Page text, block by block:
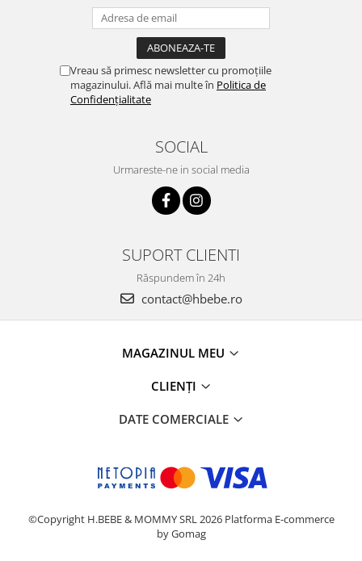
Vreau să primesc newsletter cu promoțiile
magazinului. Află mai multe în Politica de
Confidențialitate
SOCIAL
Urmareste-ne in social media
SUPORT CLIENTI
Răspundem în 24h
contact@hbebe.ro
MAGAZINUL MEU
CLIENȚI
DATE COMERCIALE
©Copyright H.BEBE & MOMMY SRL 2026 Platforma E-commerce
by Gomag